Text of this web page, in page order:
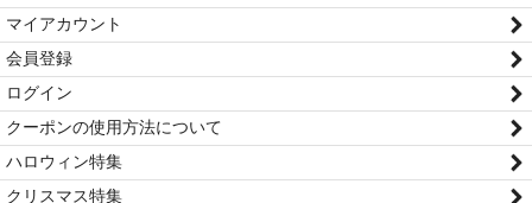
マイアカウント
会員登録
ログイン
クーポンの使用方法について
ハロウィン特集
クリスマス特集